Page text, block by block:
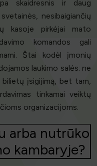
skaidresnis ir daug
nesibaigiančių
kasoje pirkėjai mato
komandos gali
Štai kodėl įmonių
laukimo salės: ne
įsigijimą, bet tam,
tinkamai veiktų
organizacijoms.
arba nutrūko
kambaryje?